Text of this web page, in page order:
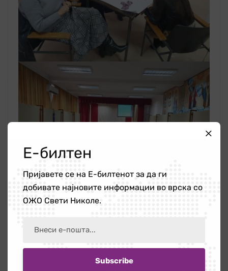
Е-билтен
Пријавете се на Е-билтенот за да ги
добивате најновите информации во врска со
ОЖО Свети Николе.